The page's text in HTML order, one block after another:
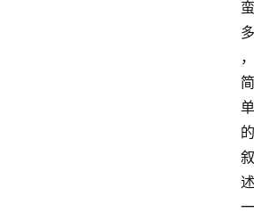
蛮
多
，
简
单
的
叙
述
一